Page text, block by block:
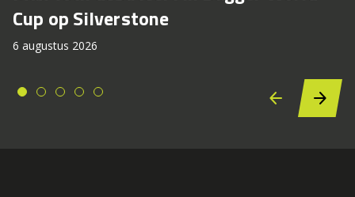
Cup op Silverstone
6 augustus 2026